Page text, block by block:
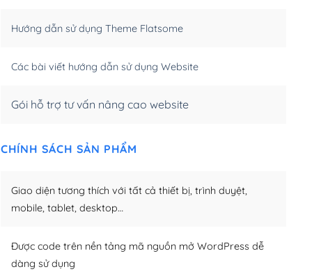
(+950,000₫)
Hướng dẫn sử dụng Theme Flatsome
Các bài viết hướng dẫn sử dụng Website
Gói hỗ trợ tư vấn nâng cao website
CHÍNH SÁCH SẢN PHẨM
Giao diện tương thích với tất cả thiết bị, trình duyệt,
mobile, tablet, desktop…
Được code trên nền tảng mã nguồn mở WordPress dễ
dàng sử dụng